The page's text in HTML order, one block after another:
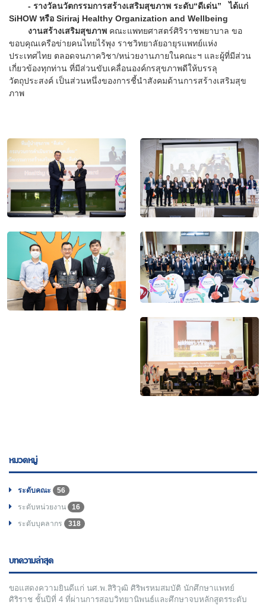
- รางวัลนวัตกรรมการสร้างเสริมสุขภาพ ระดับ“ดีเด่น” ได้แก่
SiHOW หรือ Siriraj Healthy Organization and Wellbeing
งานสร้างเสริมสุขภาพ คณะแพทยศาสตร์ศิริราชพยาบาล ขอ
ขอบคุณเครือข่ายคนไทยไร้พุง ราชวิทยาลัยอายุรแพทย์แห่ง
ประเทศไทย ตลอดจนภาควิชา/หน่วยงานภายในคณะฯ และผู้ที่มีส่วน
เกี่ยวข้องทุกท่าน ที่มีส่วนขับเคลื่อนองค์กรสุขภาพดีให้บรรลุ
วัตถุประสงค์ เป็นส่วนหนึ่งของการชี้นำสังคมด้านการสร้างเสริมสุข
ภาพ
หมวดหมู่
ระดับคณะ
56
ระดับหน่วยงาน
16
ระดับบุคลากร
318
บทความล่าสุด
ขอแสดงความยินดีแก่ นศ.พ.สิริวุฒิ ศิริพรหมสมบัติ นักศึกษาแพทย์
ศิริราช ชั้นปีที่ 4 ที่ผ่านการสอบวิทยานิพนธ์และศึกษาจบหลักสูตรระดับ